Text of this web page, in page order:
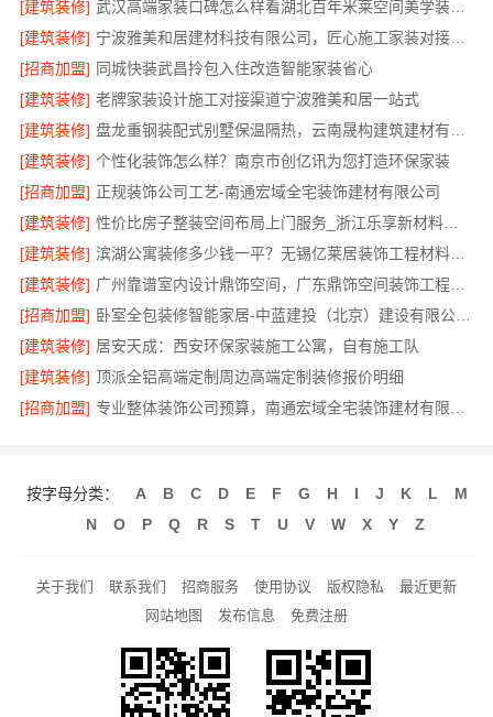
[建筑装修]
武汉高端家装口碑怎么样看湖北百年米莱空间美学装饰材料有限公司
[建筑装修]
宁波雅美和居建材科技有限公司，匠心施工家装对接渠道
[招商加盟] 同城快装武昌拎包入住改造智能家装省心
[建筑装修] 老牌家装设计施工对接渠道宁波雅美和居一站式
[建筑装修]
[建筑装修] 个性化装饰怎么样？南京市创亿讯为您打造环保家装
[招商加盟] 正规装饰公司工艺-南通宏域全宅装饰建材有限公司
[建筑装修]
性价比房子整装空间布局上门服务_浙江乐享新材料有限公司
[建筑装修]
滨湖公寓装修多少钱一平？无锡亿莱居装饰工程材料有限公司
[建筑装修]
广州靠谱室内设计鼎饰空间，广东鼎饰空间装饰工程有限公司
[招商加盟]
卧室全包装修智能家居-中蓝建投（北京）建设有限公司武功分公司
[建筑装修] 居安天成：西安环保家装施工公寓，自有施工队
[建筑装修] 顶派全铝高端定制周边高端定制装修报价明细
[招商加盟]
按字母分类： A B C D E F G H I J K L
M
N
O P Q R S T U V W X Y Z
关于我们 联系我们 招商服务 使用协议 版权隐私
最近更新
网站地图
发布信息 免费注册